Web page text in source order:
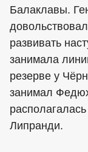
Балаклавы.
развивать
занимала
резерве у
занимал
Липранди.